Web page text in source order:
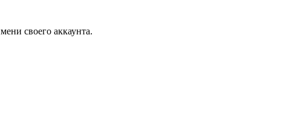
своего аккаунта.